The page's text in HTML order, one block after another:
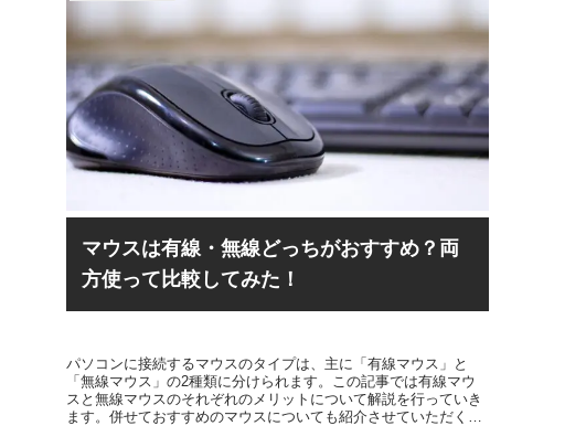
マウスは有線・無線どっちがおすすめ？両
方使って比較してみた！
パソコンに接続するマウスのタイプは、主に「有線マウス」と
「無線マウス」の2種類に分けられます。この記事では有線マウ
スと無線マウスのそれぞれのメリットについて解説を行っていき
ます。併せておすすめのマウスについても紹介させていただくの